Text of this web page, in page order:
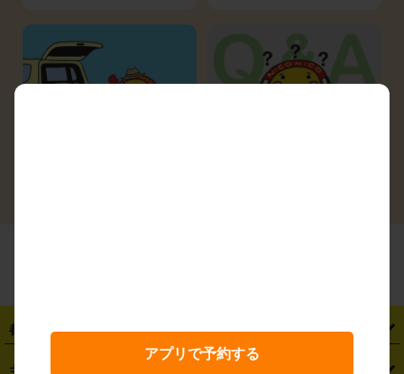
都道府県から探す
・ 岩手県 ・ 宮城県 ・
アプリで予約する